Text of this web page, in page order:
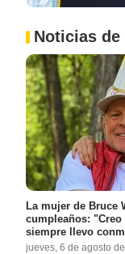
Noticias de
La mujer de Bruce
cumpleaños:
siempre llevo
jueves, 6 de agosto